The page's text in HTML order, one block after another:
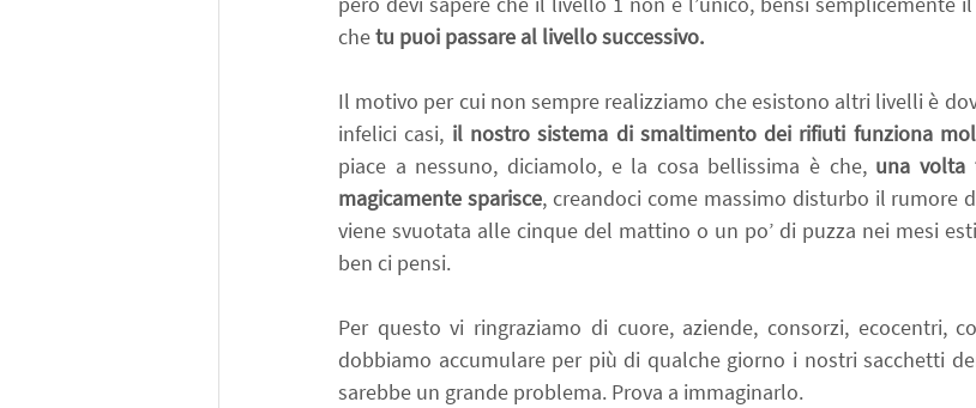
che tu puoi passare al livello successivo.
Il motivo per cui non sempre realizziamo che esistono altri livelli è
infelici casi, il nostro sistema di smaltimento dei rifiuti funziona
piace a nessuno, diciamolo, e la cosa bellissima è che, una volta
magicamente sparisce, creandoci come massimo disturbo il rumore
viene svuotata alle cinque del mattino o un po’ di puzza nei mesi
ben ci pensi.
Per questo vi ringraziamo di cuore, aziende, consorzi, ecocentri,
dobbiamo accumulare per più di qualche giorno i nostri sacchetti
sarebbe un grande problema. Prova a immaginarlo.